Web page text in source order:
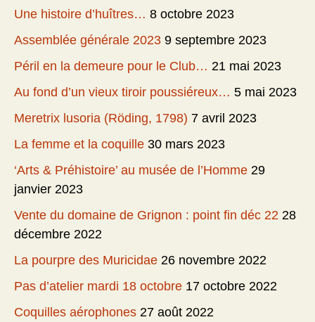
Une histoire d’huîtres… 8 octobre 2023
Assemblée générale 2023 9 septembre 2023
Péril en la demeure pour le Club… 21 mai 2023
Au fond d’un vieux tiroir poussiéreux… 5 mai 2023
Meretrix lusoria (Röding, 1798) 7 avril 2023
La femme et la coquille 30 mars 2023
‘Arts & Préhistoire’ au musée de l’Homme 29
janvier 2023
Vente du domaine de Grignon : point fin déc 22 28
décembre 2022
La pourpre des Muricidae 26 novembre 2022
Pas d’atelier mardi 18 octobre 17 octobre 2022
Coquilles aérophones 27 août 2022